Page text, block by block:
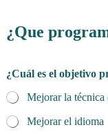
¿Que
¿Cuál es el objetivo
Mejorar la técnica
Mejorar el idioma